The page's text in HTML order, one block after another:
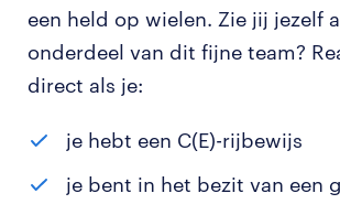
een held op wielen. Zie jij jezelf
onderdeel van dit fijne team?
direct als je:
je hebt een C(E)-rijbewijs
je bent in het bezit van een